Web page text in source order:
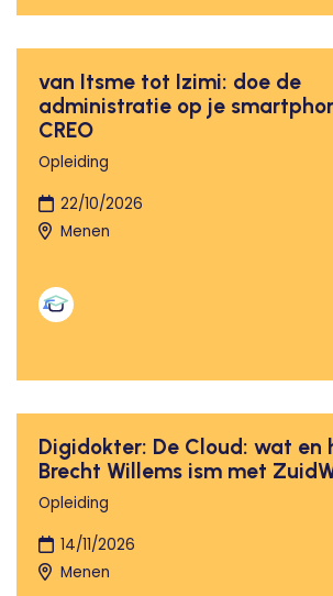
van Itsme tot Izimi: doe de
administratie op je
CREO
Opleiding
22/10/2026
Menen
Digidokter: De Cloud: wat en
Brecht Willems ism met
Opleiding
14/11/2026
Menen